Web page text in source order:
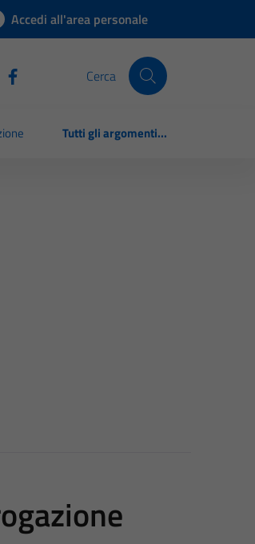
Accedi all'area personale
Cerca
Tutti gli argomenti...